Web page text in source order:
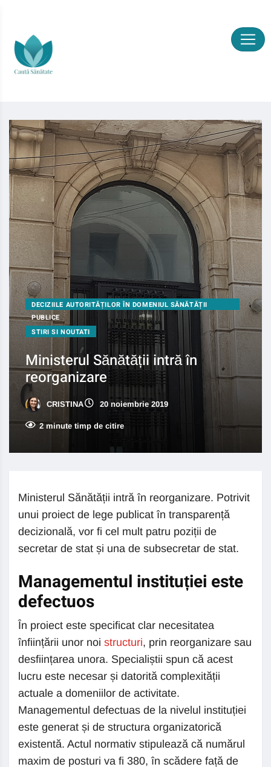
DECIZIILE AUTORITĂȚILOR ÎN DOMENIUL SĂNĂTĂȚII
PUBLICE
STIRI SI NOUTATI
Ministerul Sănătății intră în
reorganizare
CRISTINA 20 noiembrie 2019
2 minute timp de citire
Ministerul Sănătății intră în reorganizare. Potrivit
unui proiect de lege publicat în transparență
decizională, vor fi cel mult patru poziții de
secretar de stat și una de subsecretar de stat.
Managementul instituției este
defectuos
În proiect este specificat clar necesitatea
înființării unor noi structuri, prin reorganizare sau
desființarea unora. Specialiștii spun că acest
lucru este necesar și datorită complexității
actuale a domeniilor de activitate.
Managementul defectuas de la nivelul instituției
este generat și de structura organizatorică
existentă. Actul normativ stipulează că numărul
maxim de posturi va fi 380, în scădere față de